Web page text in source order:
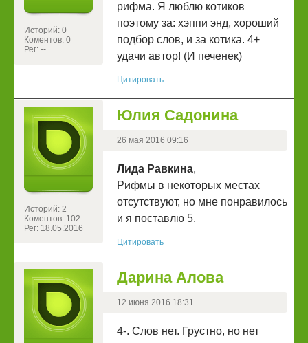
Историй: 0
Коментов: 0
Рег: --
рифма. Я люблю котиков
поэтому за: хэппи энд, хороший
подбор слов, и за котика. 4+
удачи автор! (И печенек)
Цитировать
Историй: 2
Коментов: 102
Рег: 18.05.2016
Юлия Садонина
26 мая 2016 09:16
Лида Равкина,
Рифмы в некоторых местах
отсутствуют, но мне понравилось
и я поставлю 5.
Цитировать
Дарина Алова
12 июня 2016 18:31
4-. Слов нет. Грустно, но нет